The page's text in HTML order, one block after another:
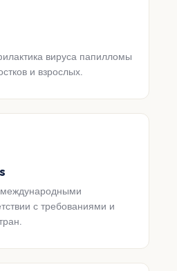
вируса папилломы
и взрослых.
с требованиями и